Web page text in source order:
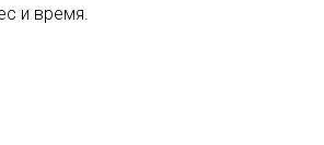
и время.